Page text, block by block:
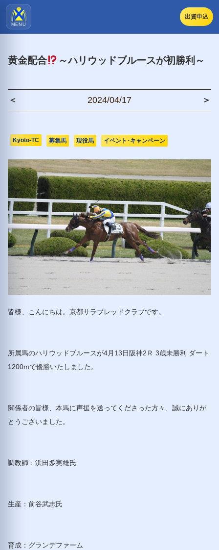
MENU
出資申込
黄金配合 ～ハリウッドブルースが初勝利～
＜ 2024/04/17 ＞
Kyoto-TC 募集馬 現役馬 イベント･キャンペーン
皆様、こんにちは。京都サラブレッドクラブです。
所属馬のハリウッドブルースが4月13日阪神2Ｒ 3歳未勝利 ダート
1200mで優勝いたしました。
関係者の皆様、本馬に声援を送ってくださった方々、誠にありが
とうございました。
調教師：浜田多実雄氏
生産：前谷武志氏
育成：グランデファーム